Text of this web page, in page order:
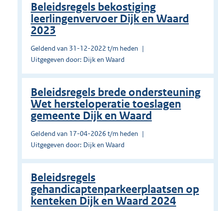
Beleidsregels bekostiging
leerlingenvervoer Dijk en Waard
2023
Geldend van 31-12-2022 t/m heden
Uitgegeven door: Dijk en Waard
Beleidsregels brede ondersteuning
Wet hersteloperatie toeslagen
gemeente Dijk en Waard
Geldend van 17-04-2026 t/m heden
Uitgegeven door: Dijk en Waard
Beleidsregels
gehandicaptenparkeerplaatsen op
kenteken Dijk en Waard 2024